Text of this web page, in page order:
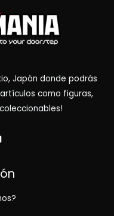
Japón donde podrás
como figuras,